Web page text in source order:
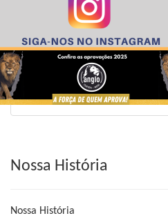
Nossa História
Nossa História